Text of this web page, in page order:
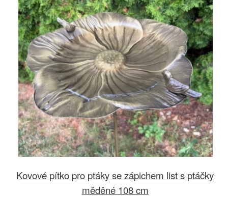
Kovové pítko pro ptáky se zápichem list s ptáčky
měděné 108 cm